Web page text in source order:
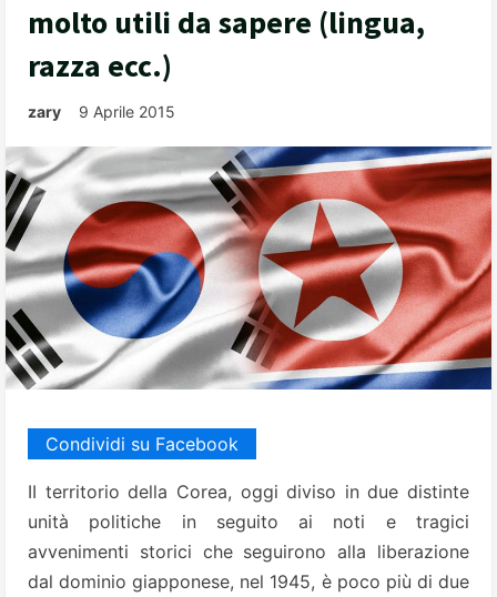
molto utili da sapere (lingua,
razza ecc.)
zary 9 Aprile 2015
Condividi su Facebook
II territorio della Corea, oggi diviso in due distinte
unità politiche in seguito ai noti e tragici
avvenimenti storici che seguirono alla liberazione
dal dominio giapponese, nel 1945, è poco più di due